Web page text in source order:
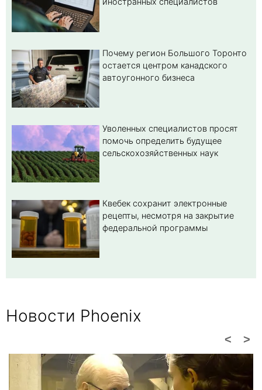
Почему регион Большого Торонто
остается центром канадского
автоугонного бизнеса
Уволенных специалистов просят
помочь определить будущее
сельскохозяйственных наук
Квебек сохранит электронные
рецепты, несмотря на закрытие
федеральной программы
Новости Phoenix
>
<